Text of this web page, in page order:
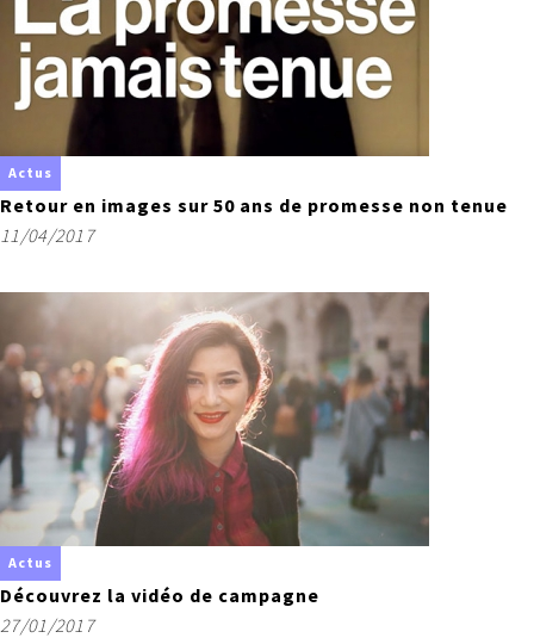
Actus
Retour en images sur 50 ans de promesse non tenue
11/04/2017
Actus
Découvrez la vidéo de campagne
27/01/2017